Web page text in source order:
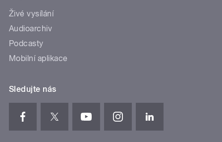
Živé vysílání
Audioarchiv
Podcasty
Mobilní aplikace
Sledujte nás